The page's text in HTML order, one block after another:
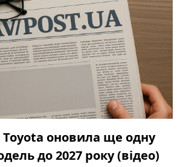
Toyota оновила ще одну
до 2027 року (відео)